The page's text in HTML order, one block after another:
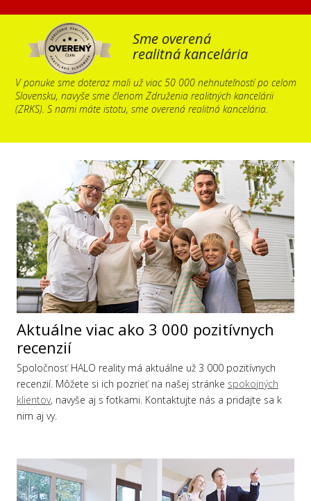
Sme overená
realitná kancelária
V ponuke sme doteraz mali už viac 50 000 nehnuteľností po celom
Slovensku, navyše sme členom Združenia realitných kancelárii
(ZRKS). S nami máte istotu, sme overená realitná kancelária.
Aktuálne viac ako 3 000 pozitívnych
recenzií
Spoločnosť HALO reality má aktuálne už 3 000 pozitívnych
recenzií. Môžete si ich pozrieť na našej stránke spokojných
klientov, navyše aj s fotkami. Kontaktujte nás a pridajte sa k
nim aj vy.